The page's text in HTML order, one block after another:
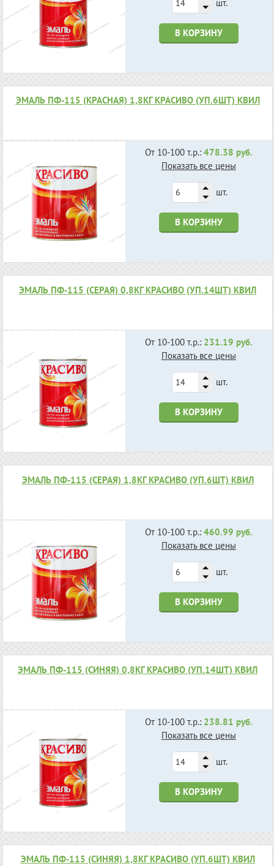
шт.
В КОРЗИНУ
ЭМАЛЬ ПФ-115 (КРАСНАЯ) 1,8КГ КРАСИВО (УП.6ШТ) КВИЛ
От 10-100 т.р.: 478.38 руб.
Показать все цены
шт.
В КОРЗИНУ
ЭМАЛЬ ПФ-115 (СЕРАЯ) 0,8КГ КРАСИВО (УП.14ШТ) КВИЛ
От 10-100 т.р.: 231.19 руб.
Показать все цены
шт.
В КОРЗИНУ
ЭМАЛЬ ПФ-115 (СЕРАЯ) 1,8КГ КРАСИВО (УП.6ШТ) КВИЛ
От 10-100 т.р.: 460.99 руб.
Показать все цены
шт.
В КОРЗИНУ
ЭМАЛЬ ПФ-115 (СИНЯЯ) 0,8КГ КРАСИВО (УП.14ШТ) КВИЛ
От 10-100 т.р.: 238.81 руб.
Показать все цены
шт.
В КОРЗИНУ
ЭМАЛЬ ПФ-115 (СИНЯЯ) 1,8КГ КРАСИВО (УП.6ШТ) КВИЛ